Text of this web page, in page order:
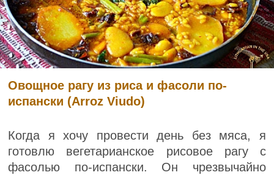
Овощное рагу из риса и фасоли по-
испански (Arroz Viudo)
Когда я хочу провести день без мяса, я
готовлю вегетарианское рисовое рагу с
фасолью по-испански. Он чрезвычайно